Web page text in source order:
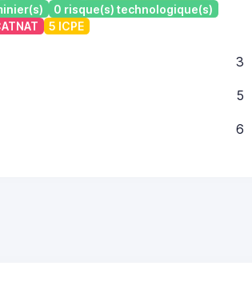
0 risque(s) technologique(s)
5 ICPE
3
5
6